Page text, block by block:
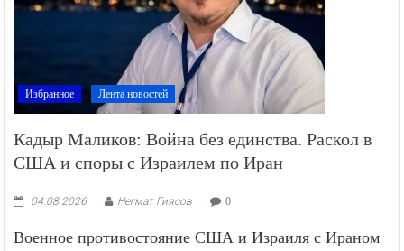
Избранное Лента новостей
Кадыр Маликов: Война без единства. Раскол в
США и споры с Израилем по Иран
04.08.2026 Негмат Гиясов 0
Военное противостояние США и Израиля с Ираном